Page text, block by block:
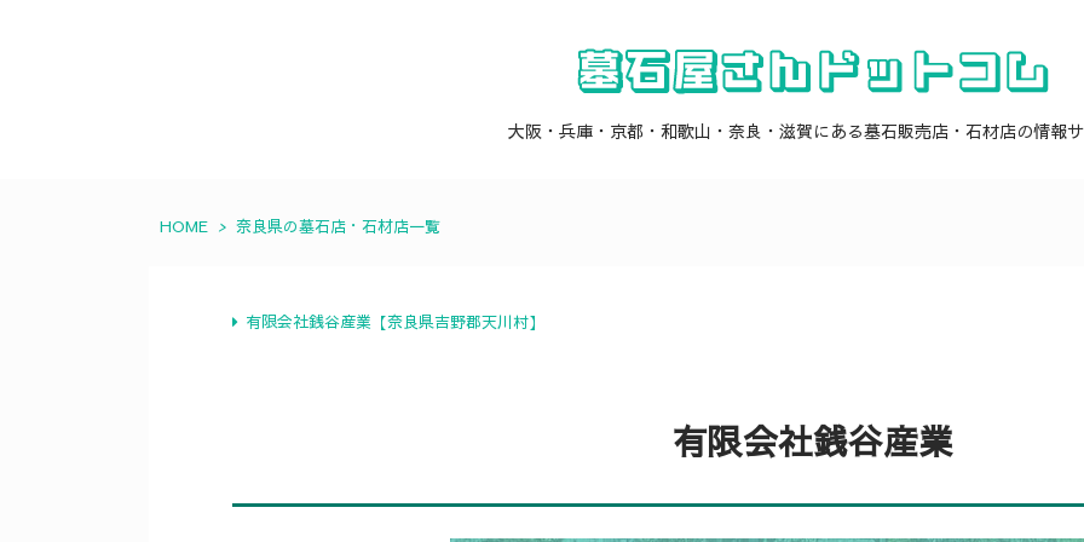
大阪・兵庫・京都・和歌山・奈良・滋賀にある墓石販売店・石材店の情報
HOME > 奈良県の墓石店・石材店一覧
有限会社銭谷産業【奈良県吉野郡天川村】
有限会社銭谷産業